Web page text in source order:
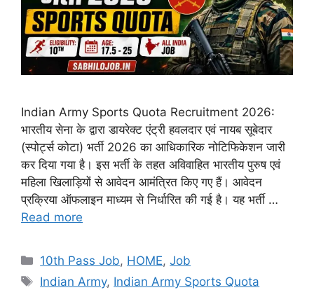
Indian Army Sports Quota Recruitment 2026:
भारतीय सेना के द्वारा डायरेक्ट एंट्री हवलदार एवं नायब सूबेदार
(स्पोर्ट्स कोटा) भर्ती 2026 का आधिकारिक नोटिफिकेशन जारी
कर दिया गया है। इस भर्ती के तहत अविवाहित भारतीय पुरुष एवं
महिला खिलाड़ियों से आवेदन आमंत्रित किए गए हैं। आवेदन
प्रक्रिया ऑफलाइन माध्यम से निर्धारित की गई है। यह भर्ती …
Read more
Categories
10th Pass Job, HOME,Job
Tags
Indian Army, Indian Army Sports Quota